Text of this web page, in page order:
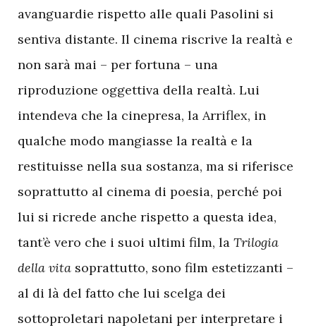
avanguardie rispetto alle quali Pasolini si
sentiva distante. Il cinema riscrive la realtà e
non sarà mai – per fortuna – una
riproduzione oggettiva della realtà. Lui
intendeva che la cinepresa, la Arriflex, in
qualche modo mangiasse la realtà e la
restituisse nella sua sostanza, ma si riferisce
soprattutto al cinema di poesia, perché poi
lui si ricrede anche rispetto a questa idea,
tant’è vero che i suoi ultimi film, la Trilogia
della vita soprattutto, sono film estetizzanti –
al di là del fatto che lui scelga dei
sottoproletari napoletani per interpretare i